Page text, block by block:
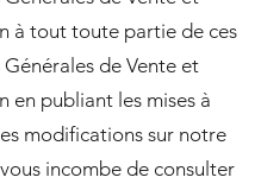
à tout toute partie de ces
de Vente et
en publiant les mises à
modifications sur notre
incombe de consulter